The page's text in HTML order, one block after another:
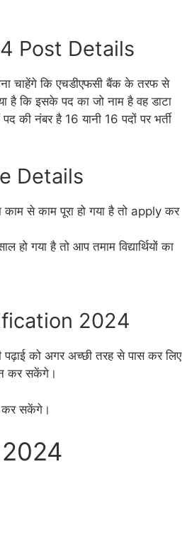
Post Details
चाहेंगे कि एचडीएफसी बैंक के तरफ से
है कि इसके पद का जो नाम है वह डाटा
की नंबर है 16 यानी 16 पदों पर भर्ती
Details
काम से काम पूरा हो गया है तो apply कर
गया है तो आप तमाम विद्यार्थियों का
2024
पढ़ाई को अगर अच्छी तरह से पास कर लिए
कर सकेंगे।
कर सकेंगे।